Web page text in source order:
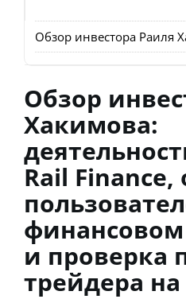
Обзор инвестора Раиля
Обзор
Хакимова:
Rail
и проверка
трейдера